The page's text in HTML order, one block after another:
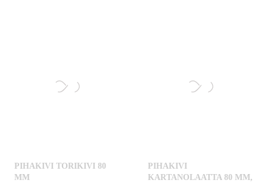
PIHAKIVI TORIKIVI 80
MM
PIHAKIVI
KARTANOLAATTA 80 MM,